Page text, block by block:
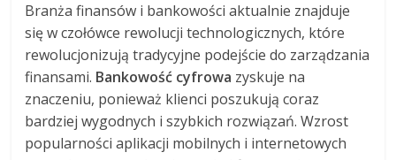
Branża finansów i bankowości aktualnie znajduje
się w czołówce rewolucji technologicznych, które
rewolucjonizują tradycyjne podejście do zarządzania
finansami. Bankowość cyfrowa zyskuje na
znaczeniu, ponieważ klienci poszukują coraz
bardziej wygodnych i szybkich rozwiązań. Wzrost
popularności aplikacji mobilnych i internetowych